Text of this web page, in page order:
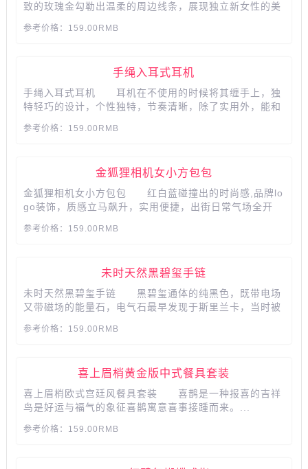
致的玫瑰金勾勒出温柔的周边线条，展现独立新女性的美
参考价格：159.00RMB
手绳入耳式耳机
手绳入耳式耳机 耳机在不使用的时候将其缠手上，独
特轻巧的设计，个性独特，节奏清晰，除了实用外，能和
参考价格：159.00RMB
金狐狸相机女小方包包
金狐狸相机女小方包包 红白蓝碰撞出的时尚感,品牌lo
go装饰，质感立马飙升，实用便捷，出街日常气场全开
参考价格：159.00RMB
未时天然黑碧玺手链
未时天然黑碧玺手链 黑碧玺通体的纯黑色，既带电场
又带磁场的能量石，电气石最早发现于斯里兰卡，当时被
长久和美哦，挂坠上男女分别印有阿尔卑斯山和爱琴海，
参考价格：159.00RMB
​​​​​​​喜上眉梢黄金版中式餐具套装
喜上眉梢欧式宫廷风餐具套装 喜鹊是一种报喜的吉祥
鸟是好运与福气的象征喜鹊寓意喜事接踵而来。...
参考价格：159.00RMB